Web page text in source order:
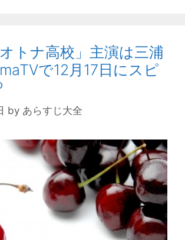
トナ高校」主演は三浦
で12月17日にスピ
by あらすじ大全